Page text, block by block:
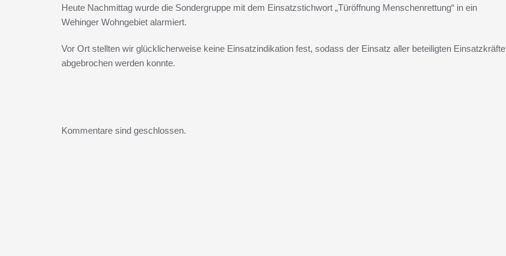
Heute Nachmittag wurde die Sondergruppe mit dem Einsatzstichwort „Türöffnung Menschenrettung“ in ein
Wehinger Wohngebiet alarmiert.
Vor Ort stellten wir glücklicherweise keine Einsatzindikation fest, sodass der Einsatz aller beteiligten Einsatzkräfte
abgebrochen werden konnte.
Kommentare sind geschlossen.